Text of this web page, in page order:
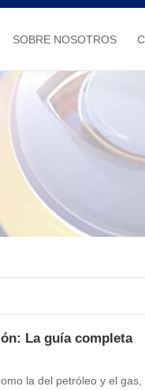
SOBRE NOSOTROS
La guía completa
la del petróleo y el gas,